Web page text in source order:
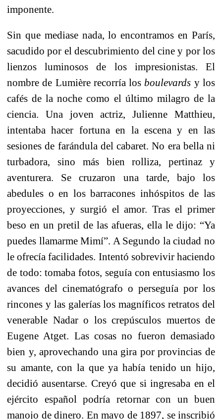
imponente.
Sin que mediase nada, lo encontramos en París,
sacudido por el descubrimiento del cine y por los
lienzos luminosos de los impresionistas. El
nombre de Lumière recorría losboulevards y los
cafés de la noche como el último milagro de la
ciencia. Una joven actriz, Julienne Matthieu,
intentaba hacer fortuna en la escena y en las
sesiones de farándula del cabaret. No era bella ni
turbadora, sino más bien rolliza, pertinaz y
aventurera. Se cruzaron una tarde, bajo los
abedules o en los barracones inhóspitos de las
proyecciones, y surgió el amor. Tras el primer
beso en un pretil de las afueras, ella le dijo: “Ya
puedes llamarme Mimí”. A Segundo la ciudad no
le ofrecía facilidades. Intentó sobrevivir haciendo
de todo: tomaba fotos, seguía con entusiasmo los
avances del cinematógrafo o perseguía por los
rincones y las galerías los magníficos retratos del
venerable Nadar o los crepúsculos muertos de
Eugene Atget. Las cosas no fueron demasiado
bien y, aprovechando una gira por provincias de
su amante, con la que ya había tenido un hijo,
decidió ausentarse. Creyó que si ingresaba en el
ejército español podría retornar con un buen
manojo de dinero. En mayo de 1897, se inscribió